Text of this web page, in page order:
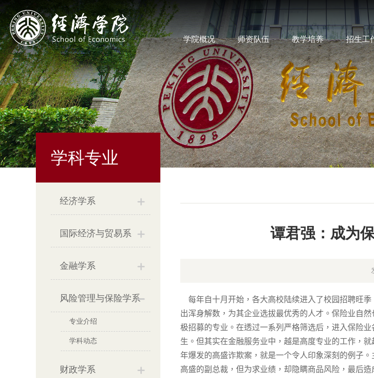
学院概况 师资队伍 教学培养 招生工
学科专业
经济学系
国际经济与贸易系
金融学系
风险管理与保险学系
专业介绍
学科动态
财政学系
谭君强：成为
每年自十月开始，各大高校陆续进入了校园招聘旺
出浑身解数，为其企业选拔最优秀的人才。保险业自
极招募的专业。在透过一系列严格筛选后，进入保险
生。但其实在金融服务业中，越是高度专业的工作，就
年爆发的高盛诈欺案，就是一个令人印象深刻的例子。
高盛的副总裁，但为求业绩，却隐瞒商品风险，最后